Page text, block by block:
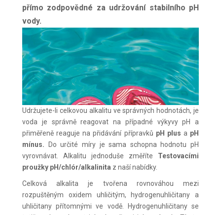
přímo zodpovědné za udržování stabilního pH
vody.
Udržujete-li celkovou alkalitu ve správných hodnotách, je
voda je správně reagovat na případné výkyvy pH a
přiměřeně reaguje na přidávání přípravků pH plus a pH
mínus.
Do určité míry je sama schopna hodnotu pH
vyrovnávat. Alkalitu jednoduše změříte Testovacími
proužky pH/chlór/alkalinita z naší nabídky.
Celková alkalita je tvořena rovnováhou mezi
rozpuštěným oxidem uhličitým, hydrogenuhličitany a
uhličitany přítomnými ve vodě. Hydrogenuhličitany se